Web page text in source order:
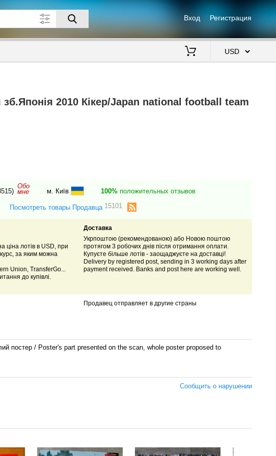
Вход Регистрация
2010 Кікер/Japan national football team
Обо
мне м. Київ 100%положительных отзывов
Посмотреть товары Продавца 15101
ціна лотів в USD, при
за яким можна
Union, TransferGo...
до купівлі.
Доставка
Укрпоштою (рекомендованою) або Новою поштою
протягом 3 робочих днів після отримання оплати.
Купуєте більше лотів - заощаджуєте на доставці!
Delivery by registered post, sending in 3 working days after
payment received. Banks and post here are working well.
Продавец отправляет в другие страны
постер / Poster's part presented on the scan, whole poster proposed to
Сообщить о нарушении